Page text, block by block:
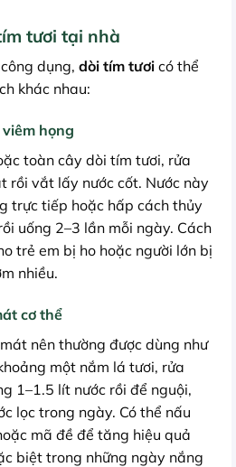
tươi tại nhà
dụng, dòi tím tươi có thể
khác nhau:
họng
toàn cây dòi tím tươi, rửa
rồi vắt lấy nước cốt. Nước này
trực tiếp hoặc hấp cách thủy
uống 2–3 lần mỗi ngày. Cách
trẻ em bị ho hoặc người lớn bị
nhiều.
cơ thể
nên thường được dùng như
một nắm lá tươi, rửa
1–1.5 lít nước rồi để nguội,
lọc trong ngày. Có thể nấu
mã đề để tăng hiệu quả
biệt trong những ngày nắng